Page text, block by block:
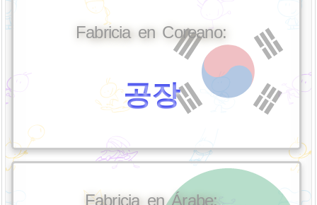
Fabricia en Coreano:
공장
Fabricia en Árabe: